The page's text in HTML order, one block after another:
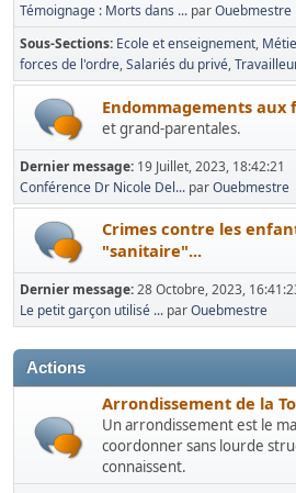
Témoignage : Morts dans ... parOuebmestre
Sous-Sections Ecole et enseignement
forces de l'ordre Salariés du privé
Endommagements
et grand-parentales.
Dernier message: 19 Juillet, 2023, 18:42:21
Conférence Dr Nicole Del... parOuebmestre
Crimes contre les
"sanitaire"...
Dernier message:28 Octobre, 2023,
Le petit garçon utilisé ... parOuebmestre
Actions
Arrondissement de la
Un arrondissement est le
coordonner sans lourde
connaissent.